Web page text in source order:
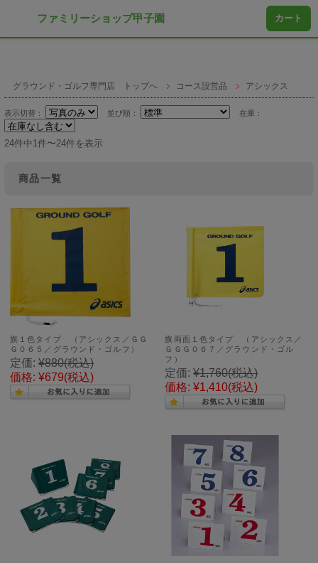
グラウンド・ゴルフ専門店 トップへ コース設営品 アシックス
表示切替： 並び順： 在庫：
24件中1件〜24件を表示
商品一覧
旗１色タイプ （アシックス／ＧＧ
Ｇ０６５／グラウンド・ゴルフ）
定価: ¥880(税込)
価格: ¥679(税込)
旗両面１色タイプ （アシックス／
ＧＧＧ０６７／グラウンド・ゴル
フ）
定価: ¥1,760(税込)
価格: ¥1,410(税込)
ファミリーショップ甲子園 カート